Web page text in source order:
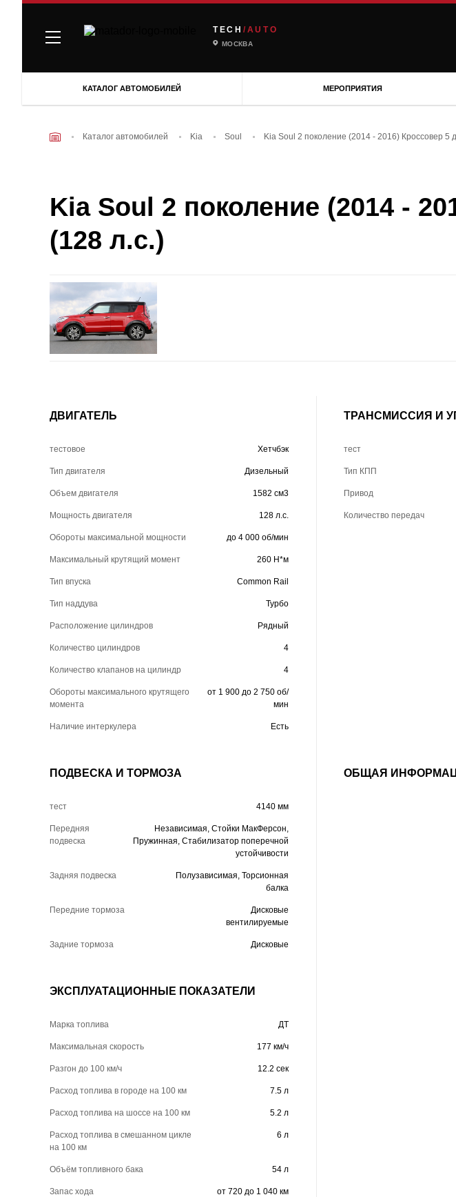
TECH /AUTO
МОСКВА
КАТАЛОГ АВТОМОБИЛЕЙ МЕРОПРИЯТИЯ
Каталог автомобилей Kia Soul Kia Soul 2 поколение (2014 - 2016) Кроссовер 5
Kia Soul 2 поколение (2014 -
(128 л.с.)
ДВИГАТЕЛЬ
тестовое Хетчбэк
Тип двигателя Дизельный
Объем двигателя 1582 см3
Мощность двигателя 128 л.с.
Обороты максимальной мощности до 4 000 об/мин
Максимальный крутящий момент 260 Н*м
Тип впуска Common Rail
Тип наддува Турбо
Расположение цилиндров Рядный
Количество цилиндров 4
Количество клапанов на цилиндр 4
Обороты максимального крутящего
момента
от 1 900 до 2 750 об/
мин
Наличие интеркулера Есть
ТРАНСМИССИЯ И
тест
Тип КПП
Привод
Количество передач
ПОДВЕСКА И ТОРМОЗА
тест 4140 мм
Передняя
подвеска
Независимая, Стойки МакФерсон,
Пружинная, Стабилизатор поперечной
устойчивости
Задняя подвеска
Полузависимая, Торсионная
балка
Передние тормоза
Дисковые
вентилируемые
Задние тормоза Дисковые
ОБЩАЯ
ЭКСПЛУАТАЦИОННЫЕ ПОКАЗАТЕЛИ
Марка топлива ДТ
Максимальная скорость 177 км/ч
Разгон до 100 км/ч 12.2 сек
Расход топлива в городе на 100 км 7.5 л
Расход топлива на шоссе на 100 км 5.2 л
Расход топлива в смешанном цикле
на 100 км
6 л
Объём топливного бака 54 л
Запас хода от 720 до 1 040 км